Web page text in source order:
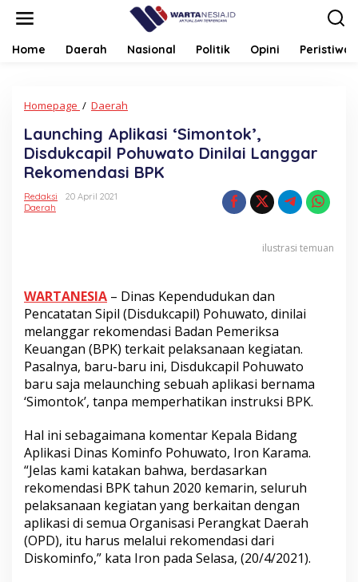
Home Daerah Nasional Politik Opini Peristiwa
Homepage / Daerah
'Simontok',
Disdukcapil
Pohuwato
Dinilai
Launching Aplikasi ‘Simontok’,
Disdukcapil Pohuwato Dinilai Langgar
Rekomendasi BPK
Redaksi
20 April 2021
Daerah
ilustrasi temuan
WARTANESIA – Dinas Kependudukan dan
Pencatatan Sipil (Disdukcapil) Pohuwato, dinilai
melanggar rekomendasi Badan Pemeriksa
Keuangan (BPK) terkait pelaksanaan kegiatan.
Pasalnya, baru-baru ini, Disdukcapil Pohuwato
baru saja melaunching sebuah aplikasi bernama
‘Simontok’, tanpa memperhatikan instruksi BPK.
Hal ini sebagaimana komentar Kepala Bidang
Aplikasi Dinas Kominfo Pohuwato, Iron Karama.
“Jelas kami katakan bahwa, berdasarkan
rekomendasi BPK tahun 2020 kemarin, seluruh
pelaksanaan kegiatan yang berkaitan dengan
aplikasi di semua Organisasi Perangkat Daerah
(OPD), itu harus melalui rekomendasi dari
Diskominfo,” kata Iron pada Selasa, (20/4/2021).